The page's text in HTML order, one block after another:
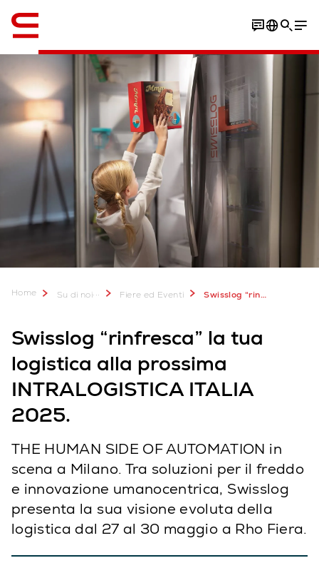
Home Su di noi... Fiere ed Eventi Swisslog “rinfresca” la tua logistica alla prossima INTRALOGISTICA ITALIA 2025.
Swisslog “rinfresca” la tua
logistica alla prossima
INTRALOGISTICA ITALIA
2025.
THE HUMAN SIDE OF AUTOMATION in
scena a Milano. Tra soluzioni per il freddo
e innovazione umanocentrica, Swisslog
presenta la sua visione evoluta della
logistica dal 27 al 30 maggio a Rho Fiera.